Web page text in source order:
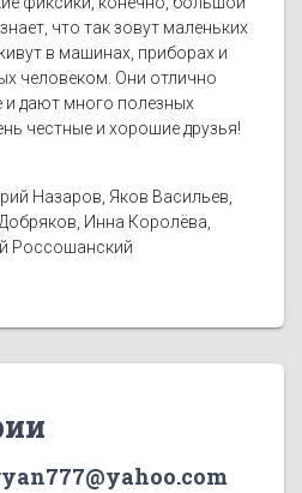
что так зовут маленьких
в машинах, приборах и
человеком. Они отлично
и дают много полезных
честные и хорошие друзья!
Назаров, Яков Васильев,
Инна Королёва,
Россошанский